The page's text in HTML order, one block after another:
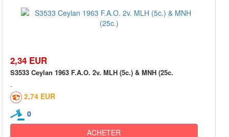
2,34 EUR
S3533 Ceylan 1963 F.A.O. 2v. MLH (5c.) & MNH (25c.
2,74 EUR
0
ACHETER